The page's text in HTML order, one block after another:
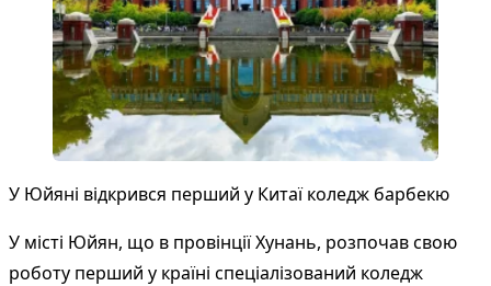
У Юйяні відкрився перший у Китаї коледж барбекю
У місті Юйян, що в провінції Хунань, розпочав свою
роботу перший у країні спеціалізований коледж